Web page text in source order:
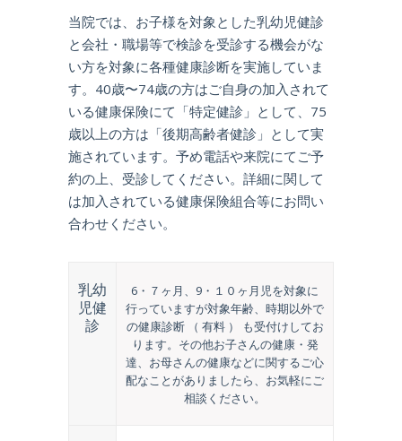
当院では、お子様を対象とした乳幼児健診
と会社・職場等で検診を受診する機会がな
い方を対象に各種健康診断を実施していま
す。40歳〜74歳の方はご自身の加入されて
いる健康保険にて「特定健診」として、75
歳以上の方は「後期高齢者健診」として実
施されています。予め電話や来院にてご予
約の上、受診してください。詳細に関して
は加入されている健康保険組合等にお問い
合わせください。
乳幼
児健
診
6・７ヶ月、9・１０ヶ月児を対象に
行っていますが対象年齢、時期以外で
の健康診断 （ 有料 ） も受付けしてお
ります。その他お子さんの健康・発
達、お母さんの健康などに関するご心
配なことがありましたら、お気軽にご
相談ください。